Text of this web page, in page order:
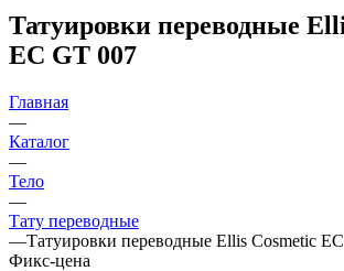
Татуировки переводные
EC GT 007
Главная
—
Каталог
—
Тело
—
Тату переводные
—Татуировки переводные Ellis Cosmetic
Фикс-цена